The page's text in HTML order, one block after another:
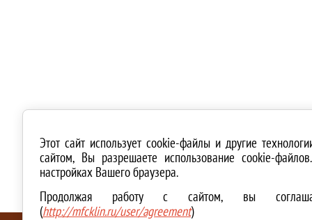
Этот сайт использует cookie-файлы и другие
сайтом, Вы разрешаете использование cookie-
настройках Вашего браузера.
Продолжая работу с сайтом, вы
(http://mfcklin.ru/user/agreement)